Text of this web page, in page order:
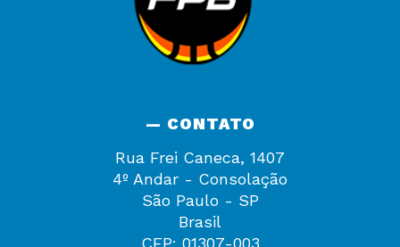
— CONTATO
Rua Frei Caneca, 1407
4º Andar - Consolação
São Paulo - SP
Brasil
CEP: 01307-003